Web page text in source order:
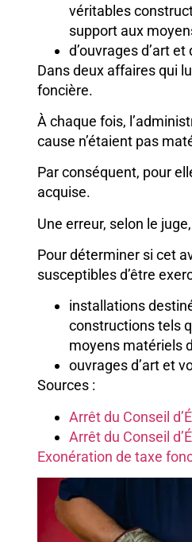
véritables
support aux
d’ouvrages d’art
Dans deux affaires qui
foncière.
À chaque fois,
cause n’étaient pas
Par conséquent, pour
acquise.
Une erreur, selon le
Pour déterminer si cet
susceptibles d’être
installations
constructions tels
moyens matériels
ouvrages d’art et
Sources :
Arrêt du Conseil
Arrêt du Conseil
Exonération de taxe